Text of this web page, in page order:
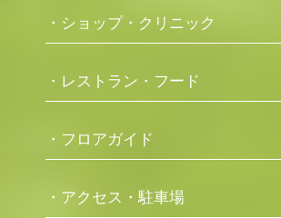
・ショップ・クリニック
・レストラン・フード
・フロアガイド
・アクセス・駐車場